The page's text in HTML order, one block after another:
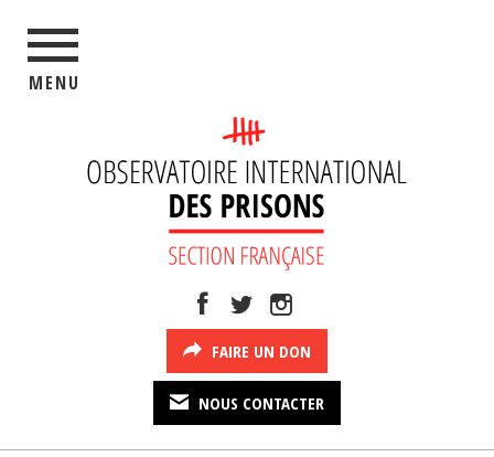
MENU
FAIRE UN DON
NOUS CONTACTER